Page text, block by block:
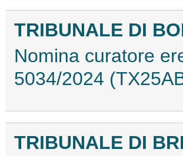
TRIBUNALE DI
Nomina curatore
5034/2024
TRIBUNALE DI